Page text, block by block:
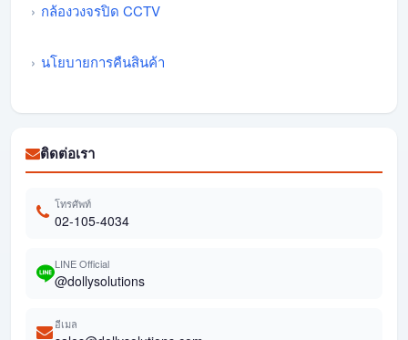
กล้องวงจรปิด CCTV
นโยบายการคืนสินค้า
ติดต่อเรา
โทรศัพท์
02-105-4034
LINE Official
@dollysolutions
อีเมล